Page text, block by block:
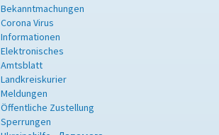
Bekanntmachungen
Corona Virus
Informationen
Elektronisches
Amtsblatt
Landkreiskurier
Meldungen
Öffentliche Zustellung
Sperrungen